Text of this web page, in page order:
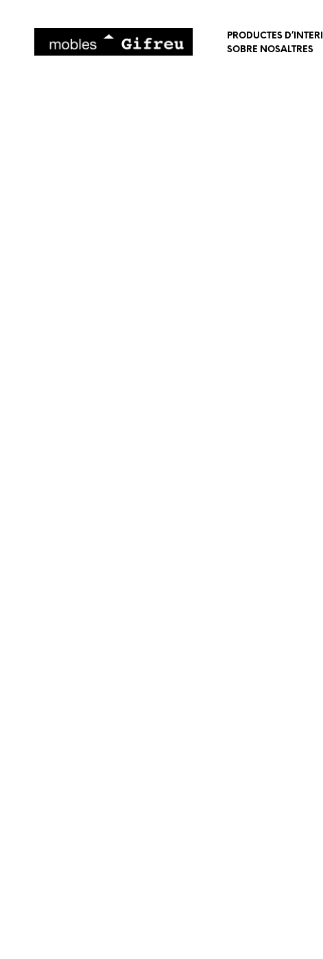
PRODUCTES
SOBRE NOSALTRES